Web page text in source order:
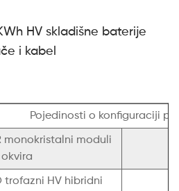
HV skladišne ​​baterije
i kabel
Pojedinosti o konfiguraciji
monokristalni moduli
trofazni HV hibridni